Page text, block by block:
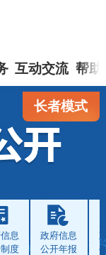
互动交流 帮助
长者模式
息
度
政府信息
公开年报